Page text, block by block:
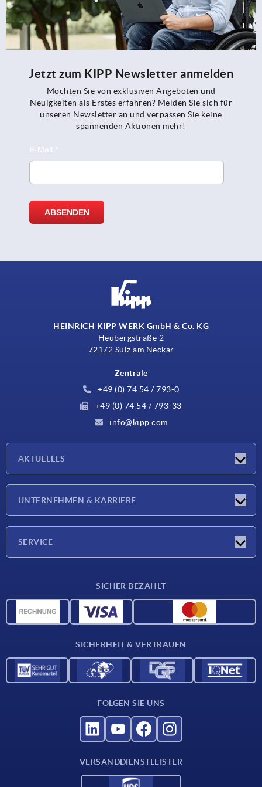
Jetzt zum KIPP Newsletter anmelden
Möchten Sie von exklusiven Angeboten und
Neuigkeiten als Erstes erfahren? Melden Sie sich für
unseren Newsletter an und verpassen Sie keine
spannenden Aktionen mehr!
HEINRICH KIPP WERK GmbH & Co. KG
Heubergstraße 2
72172 Sulz am Neckar
Zentrale
+49 (0) 74 54 / 793-0
+49 (0) 74 54 / 793-33
info@kipp.com
AKTUELLES
Presseberichte
UNTERNEHMEN & KARRIERE
SERVICE
Werkstoffübersicht
SICHER BEZAHLT
SICHERHEIT & VERTRAUEN
FOLGEN SIE UNS
VERSANDDIENSTLEISTER